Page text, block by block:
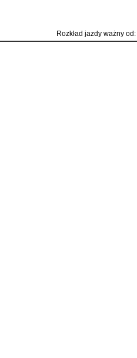
Rozkład jazdy ważny od: